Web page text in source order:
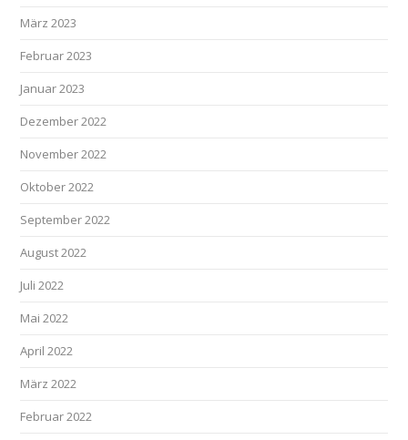
März 2023
Februar 2023
Januar 2023
Dezember 2022
November 2022
Oktober 2022
September 2022
August 2022
Juli 2022
Mai 2022
April 2022
März 2022
Februar 2022